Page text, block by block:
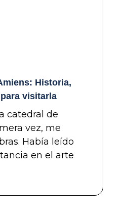
Historia,
visitarla
catedral de
vez, me
Había leído
en el arte